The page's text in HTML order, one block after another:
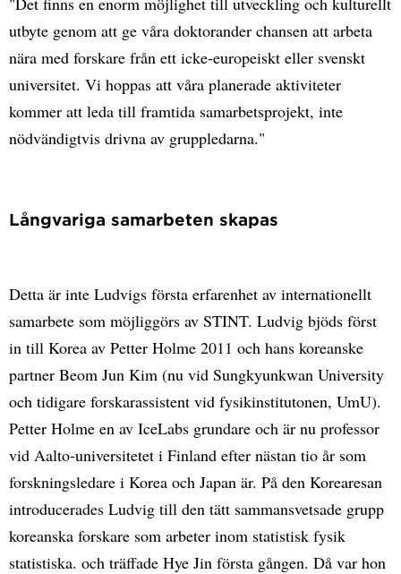
utbyte genom att ge våra doktorander chansen att arbeta
nära med forskare från ett icke-europeiskt eller svenskt
universitet. Vi hoppas att våra planerade aktiviteter
kommer att leda till framtida samarbetsprojekt, inte
nödvändigtvis drivna av gruppledarna."
Långvariga samarbeten skapas
Detta är inte Ludvigs första erfarenhet av internationellt
samarbete som möjliggörs av STINT. Ludvig bjöds först
in till Korea av Petter Holme 2011 och hans koreanske
partner Beom Jun Kim (nu vid Sungkyunkwan University
och tidigare forskarassistent vid fysikinstitutonen, UmU).
Petter Holme en av IceLabs grundare och är nu professor
vid Aalto-universitetet i Finland efter nästan tio år som
forskningsledare i Korea och Japan är. På den Korearesan
introducerades Ludvig till den tätt sammansvetsade grupp
koreanska forskare som arbeter inom statistisk fysik
statistiska. och träffade Hye Jin första gången. Då var hon